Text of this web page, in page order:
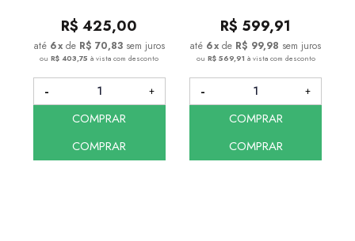
R$ 425,00
6x de R$ 70,83 sem juros
ouR$ 403,75à vista com desconto
COMPRAR
COMPRAR
R$ 599,91
6x de R$ 99,98 sem juros
ou R$ 569,91 à vista com desconto
COMPRAR
COMPRAR